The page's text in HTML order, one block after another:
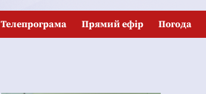
Телепрограма Прямий ефір Погода